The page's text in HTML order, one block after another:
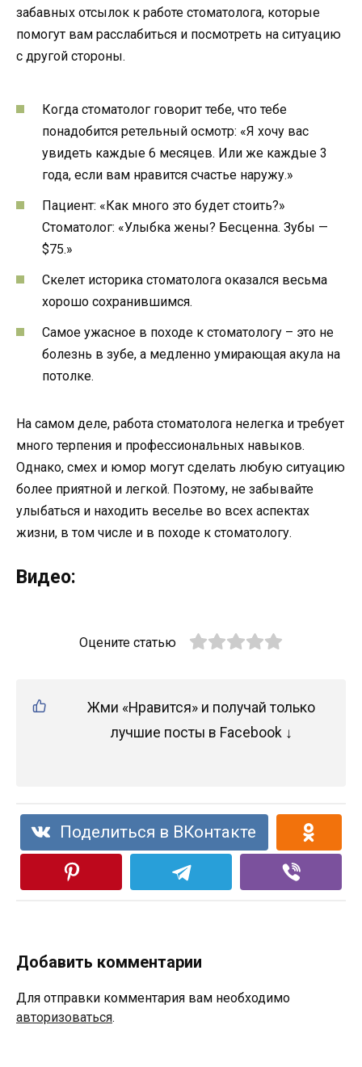
забавных отсылок к работе стоматолога, которые
помогут вам расслабиться и посмотреть на ситуацию
с другой стороны.
Когда стоматолог говорит тебе, что тебе
понадобится ретельный осмотр: «Я хочу вас
увидеть каждые 6 месяцев. Или же каждые 3
года, если вам нравится счастье наружу.»
Пациент: «Как много это будет стоить?»
Стоматолог: «Улыбка жены? Бесценна. Зубы —
$75.»
Скелет историка стоматолога оказался весьма
хорошо сохранившимся.
Самое ужасное в походе к стоматологу – это не
болезнь в зубе, а медленно умирающая акула на
потолке.
На самом деле, работа стоматолога нелегка и требует
много терпения и профессиональных навыков.
Однако, смех и юмор могут сделать любую ситуацию
более приятной и легкой. Поэтому, не забывайте
улыбаться и находить веселье во всех аспектах
жизни, в том числе и в походе к стоматологу.
Видео:
Оцените статью
Жми «Нравится» и получай только
лучшие посты в Facebook ↓
Поделиться в ВКонтакте
Добавить комментарии
Для отправки комментария вам необходимо
авторизоваться.